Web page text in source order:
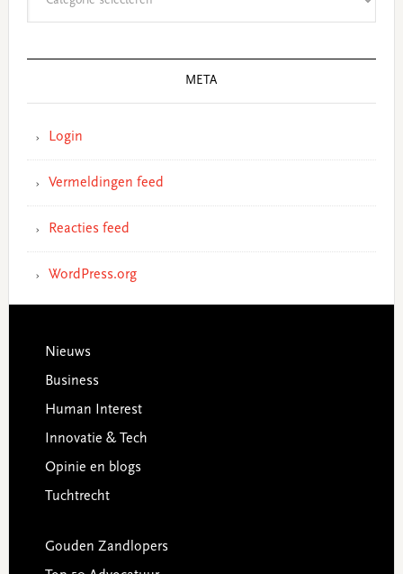
META
Login
Vermeldingen feed
Reacties feed
WordPress.org
Footer
Nieuws
Business
Human Interest
Innovatie & Tech
Opinie en blogs
Tuchtrecht
Gouden Zandlopers